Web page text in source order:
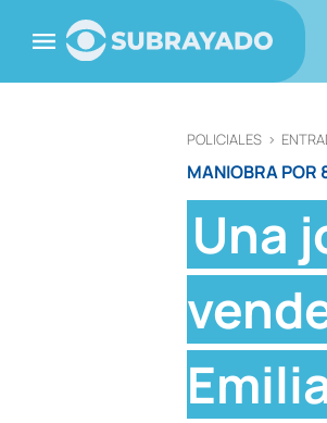
POLICIALES >
MANIOBRA
Una